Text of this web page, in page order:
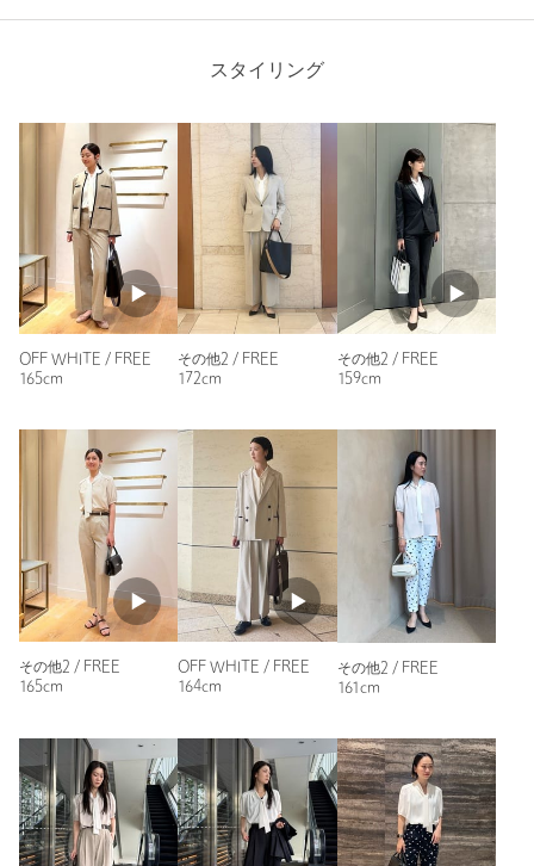
ただ、袖口はピッタリしているので二の腕はギリギリになっ
でもフワッとした袖になってるから、ピッタリ感はないかも？
洗濯してもシワにならないので管理がとても楽です。
オススメです。
リボンと服の色が違うところも気に入ってます
性別：女性
年代：
40代前半
身長：162cm
3人が参考になったと回答
ニックネーム： みつば
投稿日： 2026年5月9日
購入サイズ：FREE
｜
購入カラー：NAVY
購入商品のサイズ感：ちょうどよい
サイズ感もゆとりがあり良い感じに着用。色違いでまた買いた
いです
性別：女性
年代： 30代後半
スタイリング
OFF WHITE / FREE
165cm
その他2 / FREE
172cm
その他2 / FREE
159cm
その他2 / FREE
165cm
OFF WHITE / FREE
164cm
その他2 / FREE
161cm